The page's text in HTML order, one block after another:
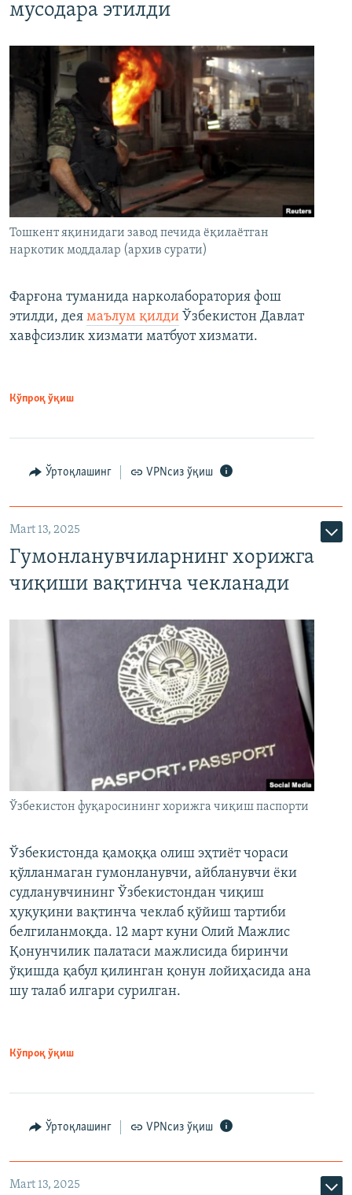
мусодара этилди
Тошкент яқинидаги завод печида ёқилаётган
наркотик моддалар (архив сурати)
Фарғона туманида нарколаборатория фош
этилди, дея маълум қилди Ўзбекистон Давлат
хавфсизлик хизмати матбуот хизмати.
Кўпроқ ўқиш
Ўртоқлашинг VPNсиз ўқиш
Mart 13, 2025
Гумонланувчиларнинг хорижга
чиқиши вақтинча чекланади
Ўзбекистон фуқаросининг хорижга чиқиш паспорти
Ўзбекистонда қамоққа олиш эҳтиёт чораси
қўлланмаган гумонланувчи, айбланувчи ёки
судланувчининг Ўзбекистондан чиқиш
ҳуқуқини вақтинча чеклаб қўйиш тартиби
белгиланмоқда. 12 март куни Олий Мажлис
Қонунчилик палатаси мажлисида биринчи
ўқишда қабул қилинган қонун лойиҳасида ана
шу талаб илгари сурилган.
Кўпроқ ўқиш
Ўртоқлашинг VPNсиз ўқиш
Mart 13, 2025